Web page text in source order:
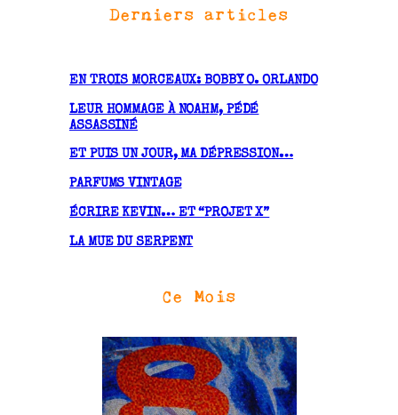
v
s
Derniers articles
EN TROIS MORCEAUX: BOBBY O. ORLANDO
LEUR HOMMAGE À NOAHM, PÉDÉ
ASSASSINÉ
ET PUIS UN JOUR, MA DÉPRESSION…
PARFUMS VINTAGE
ÉCRIRE KEVIN… ET “PROJET X”
LA MUE DU SERPENT
Ce Mois